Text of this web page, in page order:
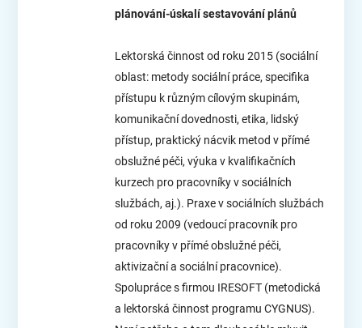
plánování-úskalí sestavování plánů
Lektorská činnost od roku 2015 (sociální
oblast: metody sociální práce, specifika
přístupu k různým cílovým skupinám,
komunikační dovednosti, etika, lidský
přístup, praktický nácvik metod v přímé
obslužné péči, výuka v kvalifikačních
kurzech pro pracovníky v sociálních
službách, aj.). Praxe v sociálních službách
od roku 2009 (vedoucí pracovník pro
pracovníky v přímé obslužné péči,
aktivizační a sociální pracovnice).
Spolupráce s firmou IRESOFT (metodická
a lektorská činnost programu CYGNUS).